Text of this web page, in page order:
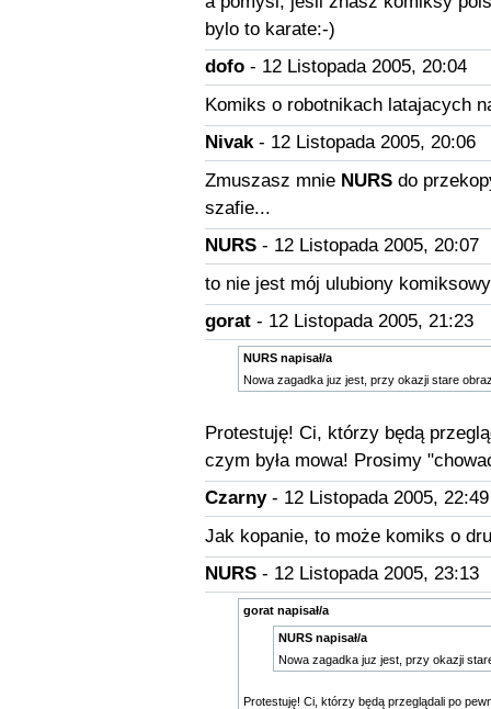
bylo to karate:-)
dofo- 12 Listopada 2005, 20:04
Komiks o robotnikach latajacych
Nivak- 12 Listopada 2005, 20:06
Zmuszasz mnie NURS do
szafie...
NURS- 12 Listopada 2005, 20:07
to nie jest mój ulubiony
gorat- 12 Listopada 2005, 21:23
NURS napisał/a
Nowa zagadka juz jest, przy okazji stare
Protestuję! Ci, którzy będą
czym była mowa! Prosimy
Czarny- 12 Listopada 2005, 22:49
Jak kopanie, to może komiks o
NURS- 12 Listopada 2005, 23:13
gorat napisał/a
NURS napisał/a
Nowa zagadka juz jest, przy okazji
Protestuję! Ci, którzy będą przeglądali po